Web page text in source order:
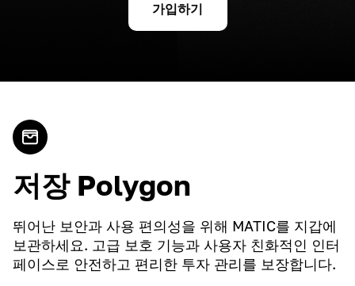
가입하기
저장 Polygon
뛰어난 보안과 사용 편의성을 위해 MATIC를 지갑에
보관하세요. 고급 보호 기능과 사용자 친화적인 인터
페이스로 안전하고 편리한 투자 관리를 보장합니다.